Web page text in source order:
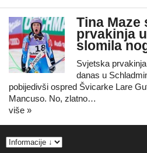
Tina Maze
prvakinja
slomila
Svjetska
danas u
pobijedivši ospred Švicarke Lare
Mancuso. No, zlatno…
više »